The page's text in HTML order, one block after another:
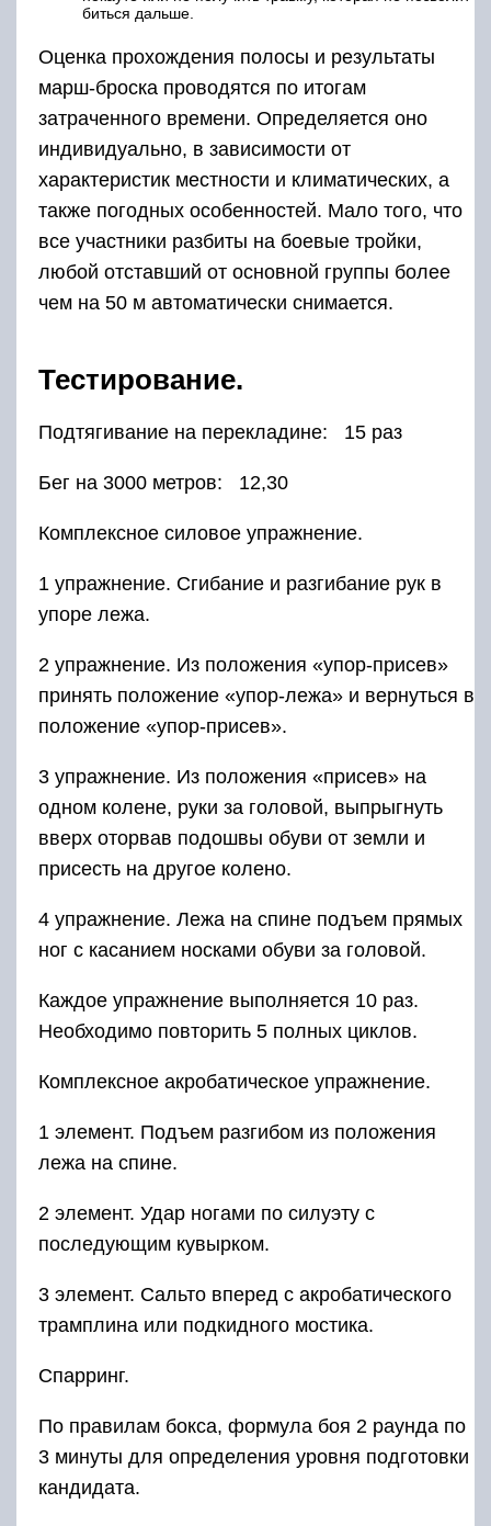
биться дальше.
Оценка прохождения полосы и результаты
марш-броска проводятся по итогам
затраченного времени. Определяется оно
индивидуально, в зависимости от
характеристик местности и климатических, а
также погодных особенностей. Мало того, что
все участники разбиты на боевые тройки,
любой отставший от основной группы более
чем на 50 м автоматически снимается.
Тестирование.
Подтягивание на перекладине: 15 раз
Бег на 3000 метров: 12,30
Комплексное силовое упражнение.
1 упражнение. Сгибание и разгибание рук в
упоре лежа.
2 упражнение. Из положения «упор-присев»
принять положение «упор-лежа» и вернуться в
положение «упор-присев».
3 упражнение. Из положения «присев» на
одном колене, руки за головой, выпрыгнуть
вверх оторвав подошвы обуви от земли и
присесть на другое колено.
4 упражнение. Лежа на спине подъем прямых
ног с касанием носками обуви за головой.
Каждое упражнение выполняется 10 раз.
Необходимо повторить 5 полных циклов.
Комплексное акробатическое упражнение.
1 элемент. Подъем разгибом из положения
лежа на спине.
2 элемент. Удар ногами по силуэту с
последующим кувырком.
3 элемент. Сальто вперед с акробатического
трамплина или подкидного мостика.
Спарринг.
По правилам бокса, формула боя 2 раунда по
3 минуты для определения уровня подготовки
кандидата.